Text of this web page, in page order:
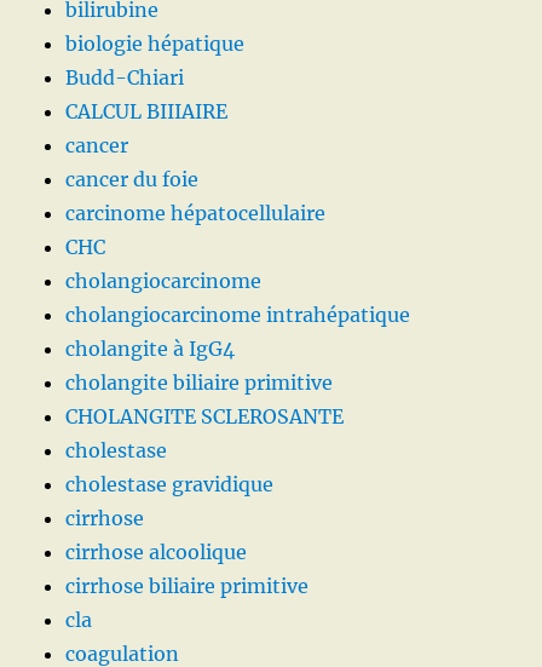
bilirubine
biologie hépatique
Budd-Chiari
CALCUL BIIIAIRE
cancer
cancer du foie
carcinome hépatocellulaire
CHC
cholangiocarcinome
cholangiocarcinome intrahépatique
cholangite à IgG4
cholangite biliaire primitive
CHOLANGITE SCLEROSANTE
cholestase
cholestase gravidique
cirrhose
cirrhose alcoolique
cirrhose biliaire primitive
cla
coagulation